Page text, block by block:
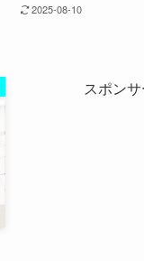
2025-08-10
スポン